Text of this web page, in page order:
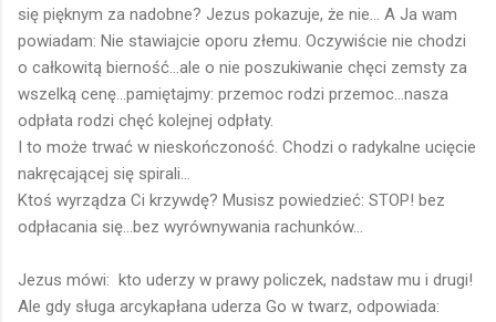
się pięknym za nadobne? Jezus pokazuje, że nie... A Ja wam
powiadam: Nie stawiajcie oporu złemu. Oczywiście nie chodzi
o całkowitą bierność...ale o nie poszukiwanie chęci zemsty za
wszelką cenę...pamiętajmy: przemoc rodzi przemoc...nasza
odpłata rodzi chęć kolejnej odpłaty.
I to może trwać w nieskończoność. Chodzi o radykalne ucięcie
nakręcającej się spirali...
Ktoś wyrządza Ci krzywdę? Musisz powiedzieć: STOP! bez
odpłacania się...bez wyrównywania rachunków...
Jezus mówi: kto uderzy w prawy policzek, nadstaw mu i drugi!
Ale gdy sługa arcykapłana uderza Go w twarz, odpowiada: